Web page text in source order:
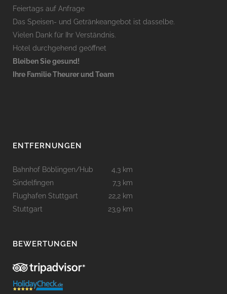
Feiertags auf Anfrage
Das Speisen- und Getränkeangebot ist dasselbe.
Vielen Dank für Ihr Verständnis.
Hotel durchgehend geöffnet
Bleiben Sie gesund!
Ihre Familie Theurer und Team
ENTFERNUNGEN
Bahnhof Böblingen/Hub
4,3 km
Sindelfingen
7,3 km
Flughafen Stuttgart
22,2 km
Stuttgart
23,9 km
BEWERTUNGEN